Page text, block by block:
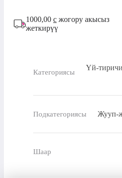
1000,00 с жогору акысыз
жеткирүү
Категориясы
Үй-
Подкатегориясы Жууп-
Шаар